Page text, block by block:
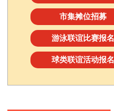
市集摊位招募
游泳联谊比赛报名
球类联谊活动报名